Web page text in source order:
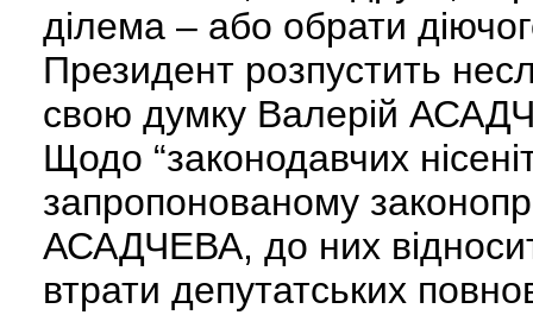
ділема – або обрати
Президент розпустить
свою думку Валерій
Щодо “законодавчих
запропонованому
АСАДЧЕВА, до них
втрати депутатських